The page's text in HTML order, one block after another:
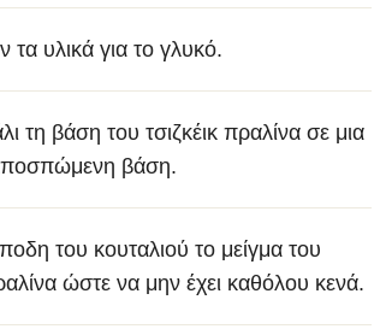
υλικά για το γλυκό.
τη βάση του τσιζκέικ πραλίνα σε μια
βάση.
του κουταλιού το μείγμα του
ώστε να μην έχει καθόλου κενά.